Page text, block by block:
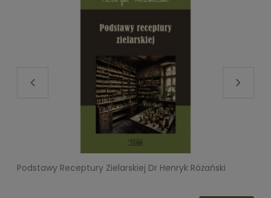
Podstawy Receptury Zielarskiej Dr Henryk Różański